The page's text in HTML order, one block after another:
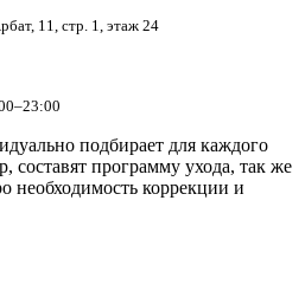
11, стр. 1, этаж 24
подбирает для каждого
составят программу ухода, так же
необходимость коррекции и